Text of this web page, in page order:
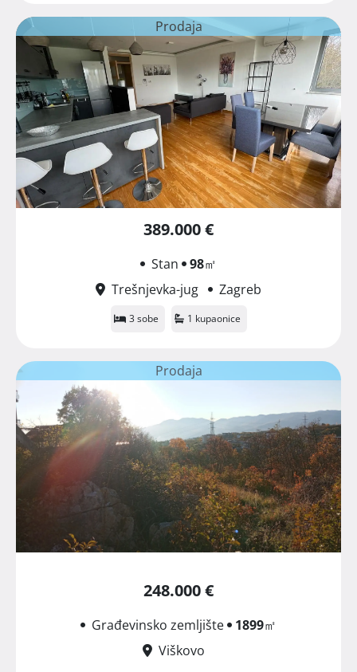
Prodaja
389.000 €
Stan 98㎡
Trešnjevka-jug
Zagreb
3 sobe 1 kupaonice
Prodaja
248.000 €
Građevinsko zemljište 1899㎡
Viškovo